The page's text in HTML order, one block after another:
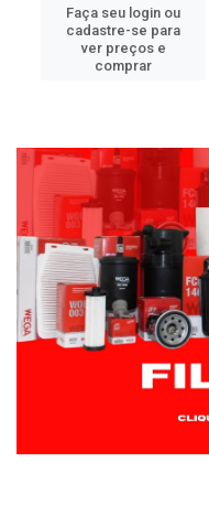
Faça seu login ou
cadastre-se para
ver preços e
comprar